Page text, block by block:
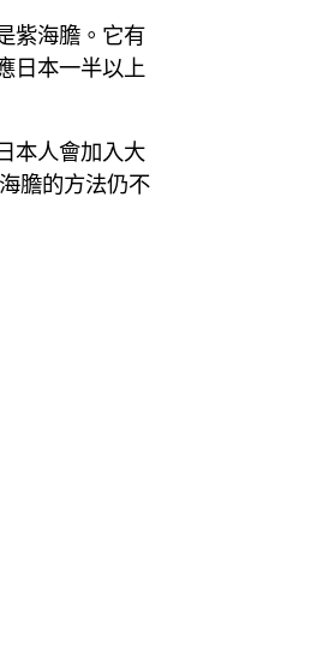
紫海膽。它有
日本一半以上
本人會加入大
膽的方法仍不